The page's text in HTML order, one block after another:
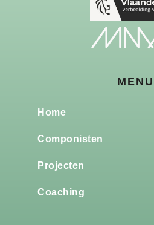
MENU
Home
Componisten
Projecten
Coaching